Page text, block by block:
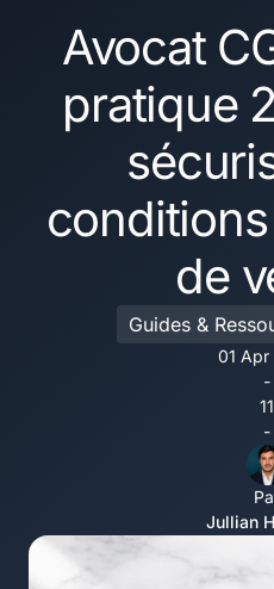
Avocat
pratique
de
Guides &
01
-
11
-
Jullian